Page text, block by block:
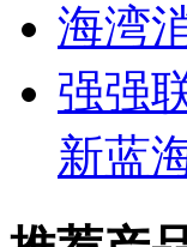
海湾
强强
新蓝